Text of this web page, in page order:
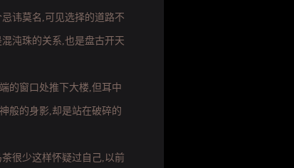
讳莫名,可见选择的道路不
沌珠的关系,也是盘古开天
的窗口处推下大楼,但耳中
般的身影,却是站在破碎的
很少这样怀疑过自己,以前